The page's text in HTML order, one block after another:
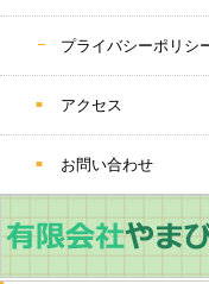
プライバシーポリシ
アクセス
お問い合わせ